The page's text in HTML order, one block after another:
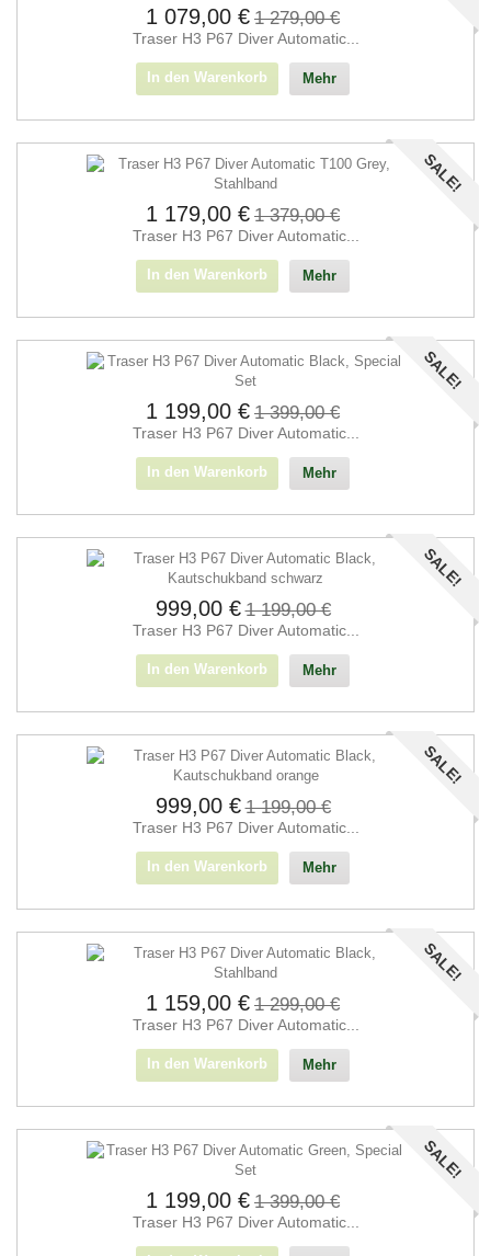
1 079,00 € 1 279,00 €
Traser H3 P67 Diver Automatic...
In den Warenkorb Mehr
SALE!
1 179,00 € 1 379,00 €
Traser H3 P67 Diver Automatic...
In den Warenkorb Mehr
SALE!
1 199,00 € 1 399,00 €
Traser H3 P67 Diver Automatic...
In den Warenkorb Mehr
SALE!
999,00 € 1 199,00 €
Traser H3 P67 Diver Automatic...
In den Warenkorb Mehr
SALE!
999,00 € 1 199,00 €
Traser H3 P67 Diver Automatic...
In den Warenkorb Mehr
SALE!
1 159,00 € 1 299,00 €
Traser H3 P67 Diver Automatic...
In den Warenkorb Mehr
SALE!
1 199,00 € 1 399,00 €
Traser H3 P67 Diver Automatic...